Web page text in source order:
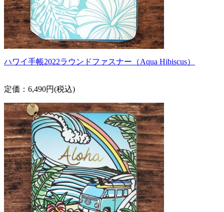
ハワイ手帳2022ラウンドファスナー（Aqua Hibiscus）
定価：6,490円(税込)